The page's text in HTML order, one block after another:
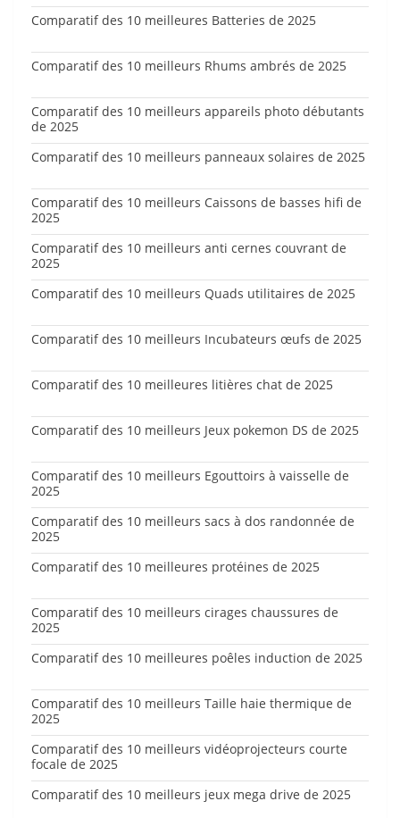
Comparatif des 10 meilleures Batteries de 2025
Comparatif des 10 meilleurs Rhums ambrés de 2025
Comparatif des 10 meilleurs appareils photo débutants
de 2025
Comparatif des 10 meilleurs panneaux solaires de 2025
Comparatif des 10 meilleurs Caissons de basses hifi de
2025
Comparatif des 10 meilleurs anti cernes couvrant de
2025
Comparatif des 10 meilleurs Quads utilitaires de 2025
Comparatif des 10 meilleurs Incubateurs œufs de 2025
Comparatif des 10 meilleures litières chat de 2025
Comparatif des 10 meilleurs Jeux pokemon DS de 2025
Comparatif des 10 meilleurs Egouttoirs à vaisselle de
2025
Comparatif des 10 meilleurs sacs à dos randonnée de
2025
Comparatif des 10 meilleures protéines de 2025
Comparatif des 10 meilleurs cirages chaussures de
2025
Comparatif des 10 meilleures poêles induction de 2025
Comparatif des 10 meilleurs Taille haie thermique de
2025
Comparatif des 10 meilleurs vidéoprojecteurs courte
focale de 2025
Comparatif des 10 meilleurs jeux mega drive de 2025